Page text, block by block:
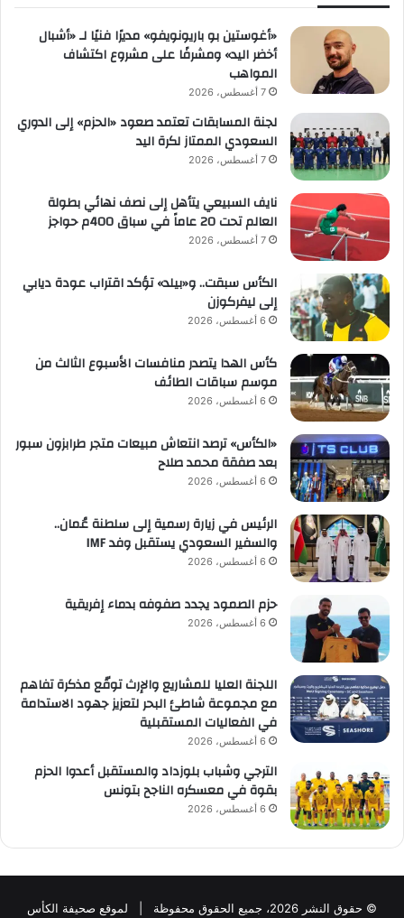
«أغوستين بو باريونويفو» مديرًا فنيًا لـ «أشبال
أخضر اليد» ومشرفًا على مشروع اكتشاف
المواهب
7 أغسطس، 2026
لجنة المسابقات تعتمد صعود «الحزم» إلى الدوري
السعودي الممتاز لكرة اليد
7 أغسطس، 2026
نايف السبيعي يتأهل إلى نصف نهائي بطولة
العالم تحت 20 عاماً في سباق 400م حواجز
7 أغسطس، 2026
الكأس سبقت.. و«بيلد» تؤكد اقتراب عودة ديابي
إلى ليفركوزن
6 أغسطس، 2026
كأس الهدا يتصدر منافسات الأسبوع الثالث من
موسم سباقات الطائف
6 أغسطس، 2026
«الكأس» ترصد انتعاش مبيعات متجر طرابزون سبور
بعد صفقة محمد صلاح
6 أغسطس، 2026
الرئيس في زيارة رسمية إلى سلطنة عُمان..
والسفير السعودي يستقبل وفد IMF
6 أغسطس، 2026
حزم الصمود يجدد صفوفه بدماء إفريقية
6 أغسطس، 2026
اللجنة العليا للمشاريع والإرث توقّع مذكرة تفاهم
مع مجموعة شاطئ البحر لتعزيز جهود الاستدامة
في الفعاليات المستقبلية
6 أغسطس، 2026
الترجي وشباب بلوزداد والمستقبل أعدوا الحزم
بقوة في معسكره الناجح بتونس
6 أغسطس، 2026
© حقوق النشر 2026، جميع الحقوق محفوظة | لموقع صحيفة الكأس